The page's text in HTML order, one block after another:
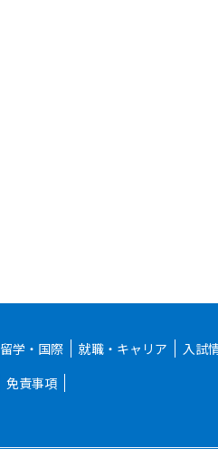
留学・国際 就職・キャリア
入試
免責事項